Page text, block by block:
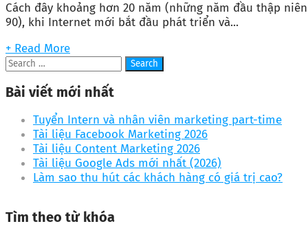
Cách đây khoảng hơn 20 năm (những năm đầu thập niên
90), khi Internet mới bắt đầu phát triển và...
+ Read More
Bài viết mới nhất
Tuyển Intern và nhân viên marketing part-time
Tài liệu Facebook Marketing 2026
Tài liệu Content Marketing 2026
Tài liệu Google Ads mới nhất (2026)
Làm sao thu hút các khách hàng có giá trị cao?
Tìm theo từ khóa